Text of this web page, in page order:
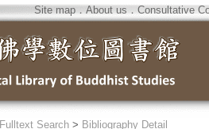
Site map．About us ． Consultative
Fulltext Search > Bibliography Detail